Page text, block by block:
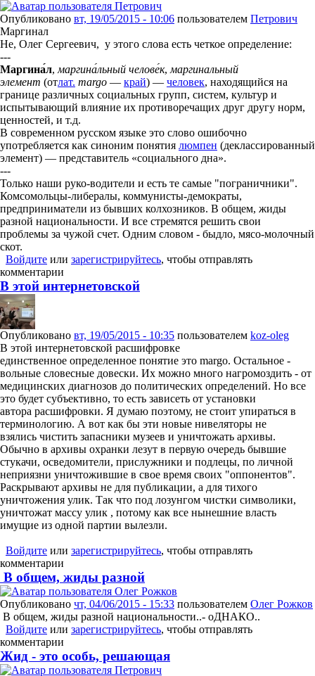
Опубликовано вт, 19/05/2015 - 10:06 пользователем Петрович
Маргинал
Не, Олег Сергеевич, у этого слова есть четкое определение:
---
Маргина́л, маргина́льный челове́к, маргинальный
элемент (отлат. margo — край) — человек, находящийся на
границе различных социальных групп, систем, культур и
испытывающий влияние их противоречащих друг другу норм,
ценностей, и т.д.
В современном русском языке это слово ошибочно
употребляется как синоним понятия люмпен (деклассированный
элемент) — представитель «социального дна».
---
Только наши руко-водители и есть те самые "пограничники".
Комсомольцы-либералы, коммунисты-демократы,
предприниматели из бывших колхозников. В общем, жиды
разной национальности. И все стремятся решить свои
проблемы за чужой счет. Одним словом - быдло, мясо-молочный
скот.
Войдите или зарегистрируйтесь, чтобы отправлять
комментарии
В этой интернетовской
Опубликовано вт, 19/05/2015 - 10:35 пользователем koz-oleg
В этой интернетовской расшифровке
единственное определенное понятие это margo. Остальное -
вольные словесные довески. Их можно много нагромоздить - от
медицинских диагнозов до политических определений. Но все
это будет субъективно, то есть зависеть от установки
автора расшифровки. Я думаю поэтому, не стоит упираться в
терминологию. А вот как бы эти новые нивеляторы не
взялись чистить запасники музеев и уничтожать архивы.
Обычно в архивы охранки лезут в первую очередь бывшие
стукачи, осведомители, прислужники и подлецы, по личной
неприязни уничтожившие в свое время своих "оппонентов".
Раскрывают архивы не для публикации, а для тихого
уничтожения улик. Так что под лозунгом чистки символики,
уничтожат массу улик , потому как все нынешние власть
имущие из одной партии вылезли.
Войдите или зарегистрируйтесь, чтобы отправлять
комментарии
В общем, жиды разной
Опубликовано чт, 04/06/2015 - 15:33 пользователем Олег Рожков
В общем, жиды разной национальности..- оДНАКО..
Войдите или зарегистрируйтесь, чтобы отправлять
комментарии
Жид - это особь, решающая